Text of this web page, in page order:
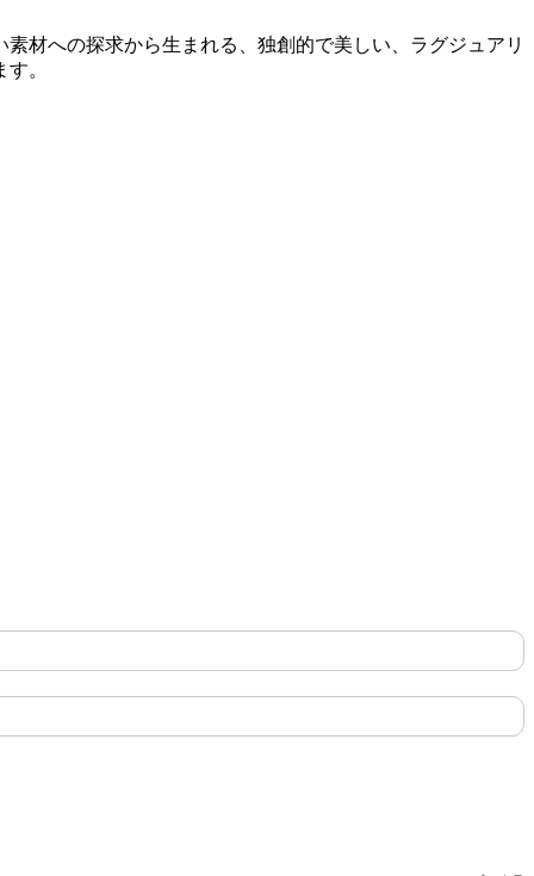
材への探求から生まれる、独創的で美しい、ラグジュアリ
。